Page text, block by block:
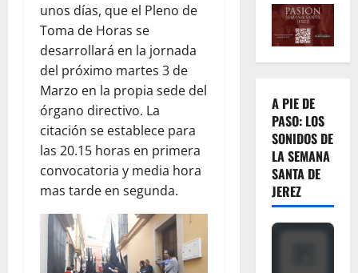
unos días, que el Pleno de
Toma de Horas se
desarrollará en la jornada
del próximo martes 3 de
Marzo en la propia sede del
órgano directivo. La
citación se establece para
las 20.15 horas en primera
convocatoria y media hora
mas tarde en segunda.
A PIE DE
PASO: LOS
SONIDOS DE
LA SEMANA
SANTA DE
JEREZ